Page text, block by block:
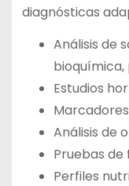
diagnósticas
Análisis de
Estudios
Análisis de
Pruebas
Perfiles